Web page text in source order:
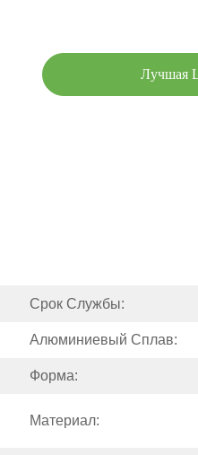
Лучшая
Срок Службы:
Алюминиевый Сплав:
Форма:
Материал: